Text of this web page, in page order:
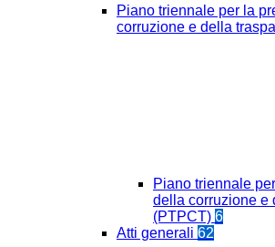
Piano triennale per la
corruzione e della
Piano triennale
della corruzione e
(PTPCT) 6
Atti generali 62